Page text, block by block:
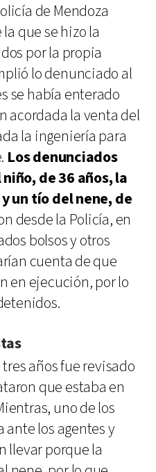
de Mendoza
que se hizo la
por la propia
lo denunciado al
se había enterado
acordada la venta del
la ingeniería para
Los denunciados
de 36 años, la
un tío del nene, de
desde la Policía, en
bolsos y otros
cuenta de que
en ejecución, por lo
años fue revisado
que estaba en
uno de los
los agentes y
llevar porque la